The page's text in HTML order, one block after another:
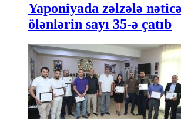
Yaponiyada zəlzələ
ölənlərin sayı 35-ə çatıb